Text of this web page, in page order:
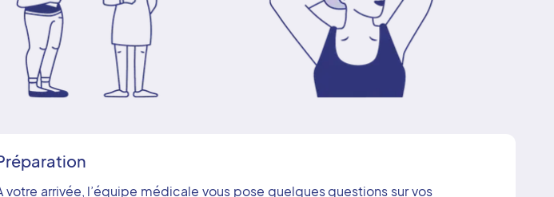
votre arrivée, l’équipe médicale vous pose quelques questions sur vos